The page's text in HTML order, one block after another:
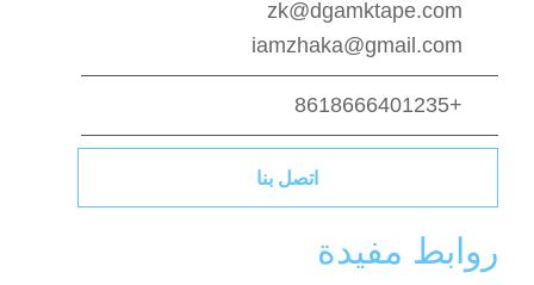
zk@dgamktape.com
iamzhaka@gmail.com
+8618666401235
اتصل بنا
روابط مفيدة